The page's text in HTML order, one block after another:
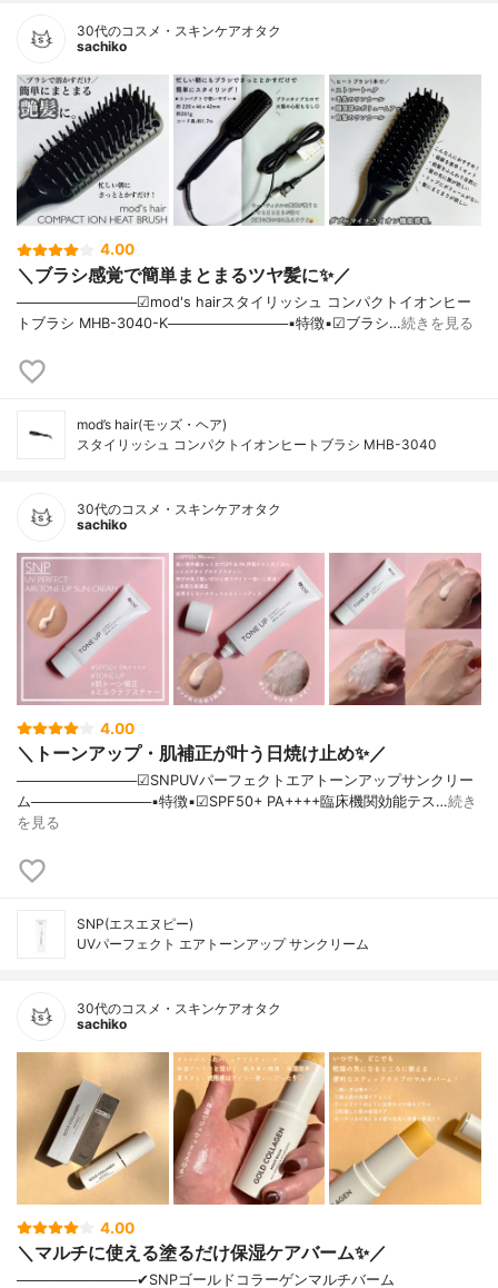
30代のコスメ・スキンケアオタク
sachiko
4.00
＼ブラシ感覚で簡単まとまるツヤ髪に✨／
────────────☑︎mod's hairスタイリッシュ コンパクトイオンヒー
トブラシ MHB-3040-K────────────▪️特徴▪️☑︎ブラシ…続きを見る
mod’s hair(モッズ・ヘア)
スタイリッシュ コンパクトイオンヒートブラシ MHB-3040
30代のコスメ・スキンケアオタク
sachiko
4.00
＼トーンアップ・肌補正が叶う日焼け止め✨／
────────────☑︎SNPUVパーフェクトエアトーンアップサンクリー
ム────────────▪️特徴▪️☑︎SPF50+ PA++++臨床機関効能テス…続き
を見る
SNP(エスエヌピー)
UVパーフェクト エアトーンアップ サンクリーム
30代のコスメ・スキンケアオタク
sachiko
4.00
＼マルチに使える塗るだけ保湿ケアバーム✨／
────────────✔︎SNPゴールドコラーゲンマルチバーム